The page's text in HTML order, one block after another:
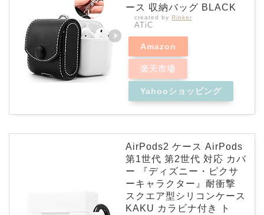
ース 収納バッグ BLACK
created by Rinker
ATiC
Amazon
楽天市場
Yahooショッピング
AirPods2 ケース AirPods
第1世代 第2世代 対応 カバ
ー 『ディズニー・ピクサ
ーキャラクター』耐衝撃
スクエア型シリコンケース
KAKU カラビナ付き ト